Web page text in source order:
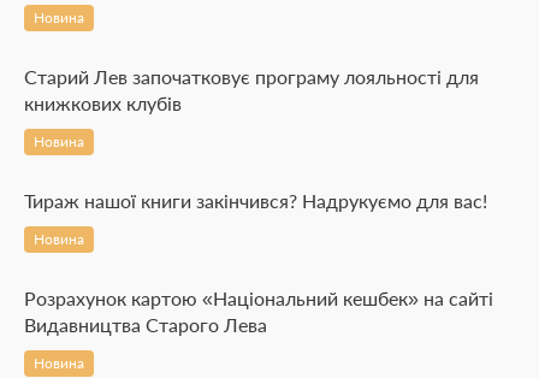
Новина
Старий Лев започатковує програму лояльності для
книжкових клубів
Новина
Тираж нашої книги закінчився? Надрукуємо для вас!
Новина
Розрахунок картою «Національний кешбек» на сайті
Видавництва Старого Лева
Новина